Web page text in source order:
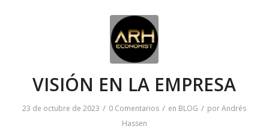
VISIÓN EN LA EMPRESA
23 de octubre de 2023 / 0 Comentarios / en BLOG / porAndrés
Hassen